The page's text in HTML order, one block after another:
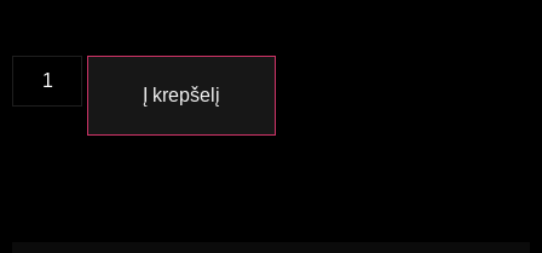
Į krepšelį